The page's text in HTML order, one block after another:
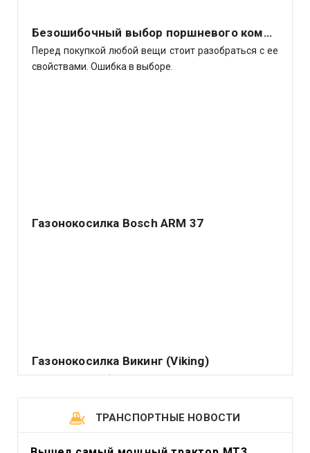
Безошибочный выбор поршневого компрессора
Перед покупкой любой вещи стоит разобраться с ее
свойствами. Ошибка в выборе.
Газонокосилка Bosch ARM 37
Газонокосилка Викинг (Viking)
Подавляющее большинство владельцев садовых
или приусадебных участков считает делом чести
держать их.
ТРАНСПОРТНЫЕ НОВОСТИ